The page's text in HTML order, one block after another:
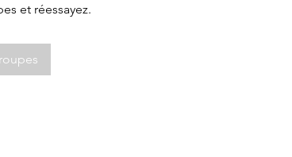
et réessayez.